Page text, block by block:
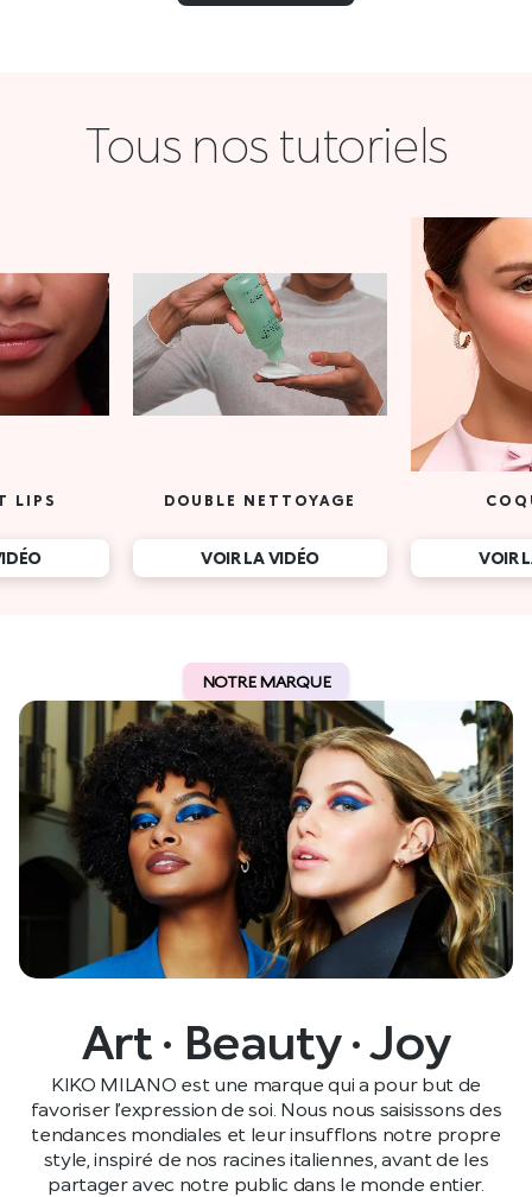
Tous nos tutoriels
LIPS DOUBLE NETTOYAGE
VOIR LA VIDÉO VOIR
NOTRE MARQUE
Art · Beauty · Joy
KIKO MILANO est une marque qui a pour but de
favoriser l’expression de soi. Nous nous saisissons des
tendances mondiales et leur insufflons notre propre
style, inspiré de nos racines italiennes, avant de les
partager avec notre public dans le monde entier.